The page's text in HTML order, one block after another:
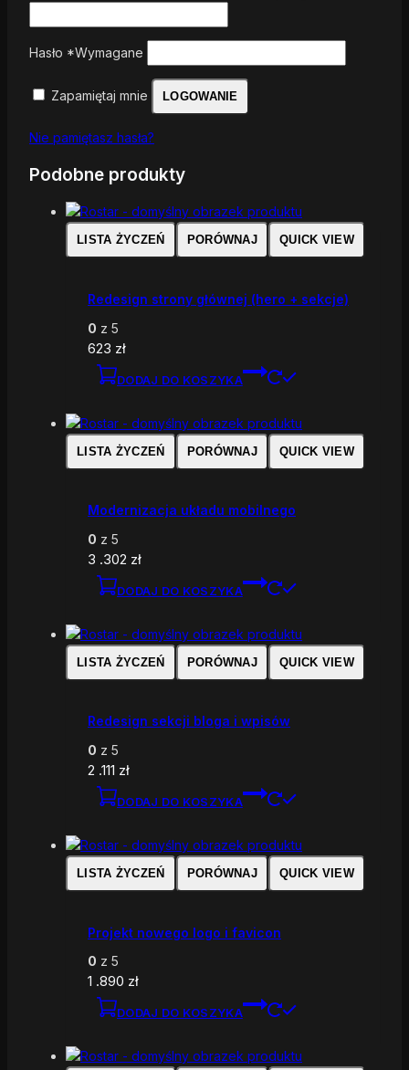
Hasło *Wymagane
Zapamiętaj mnie LOGOWANIE
Nie pamiętasz hasła?
Podobne produkty
LISTA ŻYCZEŃ PORÓWNAJ QUICK VIEW
Redesign strony głównej (hero + sekcje)
0 z 5
623 zł
DODAJ DO KOSZYKA
LISTA ŻYCZEŃ PORÓWNAJ QUICK VIEW
Modernizacja układu mobilnego
0 z 5
3 .302 zł
DODAJ DO KOSZYKA
LISTA ŻYCZEŃ PORÓWNAJ QUICK VIEW
Redesign sekcji bloga i wpisów
0 z 5
2 .111 zł
DODAJ DO KOSZYKA
LISTA ŻYCZEŃ PORÓWNAJ QUICK VIEW
Projekt nowego logo i favicon
0 z 5
1 .890 zł
DODAJ DO KOSZYKA